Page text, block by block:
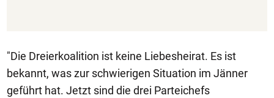
"Die Dreierkoalition ist keine Liebesheirat. Es ist
bekannt, was zur schwierigen Situation im Jänner
geführt hat. Jetzt sind die drei Parteichefs